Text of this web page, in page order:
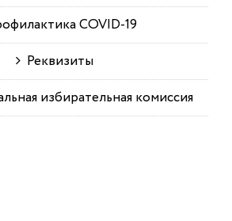
COVID-19
Реквизиты
избирательная комиссия